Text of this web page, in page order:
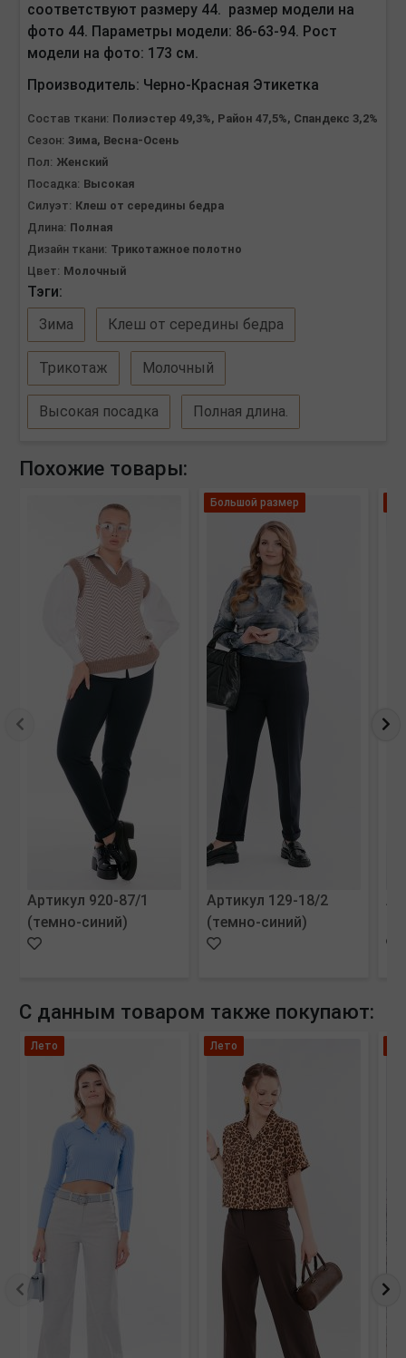
соответствуют размеру 44. размер модели на
фото 44. Параметры модели: 86-63-94. Рост
модели на фото: 173 см.
Производитель: Черно-Красная Этикетка
Состав ткани: Полиэстер 49,3%, Район 47,5%, Спандекс 3,2%
Сезон: Зима, Весна-Осень
Пол: Женский
Посадка: Высокая
Силуэт: Клеш от середины бедра
Длина: Полная
Дизайн ткани: Трикотажное полотно
Цвет: Молочный
Тэги:
Зима
Клеш от середины бедра
Трикотаж Молочный
Высокая посадка Полная длина.
Похожие товары:
Артикул 920-87/1
(темно-синий)
Большой размер
Артикул 129-18/2
(темно-синий)
С данным товаром также покупают:
Лето Лето